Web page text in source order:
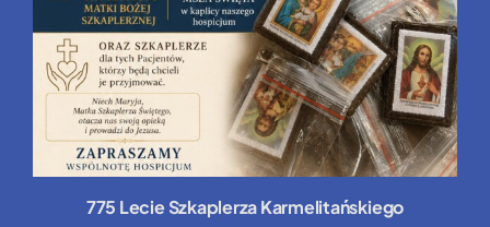
775 Lecie Szkaplerza Karmelitańskiego